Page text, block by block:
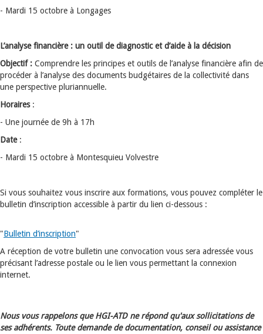
- Mardi 15 octobre à Longages
L’analyse financière : un outil de diagnostic et d’aide à la décision
Objectif : Comprendre les principes et outils de l’analyse financière afin de
procéder à l’analyse des documents budgétaires de la collectivité dans
une perspective pluriannuelle.
Horaires:
- Une journée de 9h à 17h
Date:
- Mardi 15 octobre à Montesquieu Volvestre
Si vous souhaitez vous inscrire aux formations, vous pouvez compléter le
bulletin d’inscription accessible à partir du lien ci-dessous :
"Bulletin d’inscription"
A réception de votre bulletin une convocation vous sera adressée vous
précisant l’adresse postale ou le lien vous permettant la connexion
internet.
Nous vous rappelons que HGI-ATD ne répond qu'aux sollicitations de
ses adhérents. Toute demande de documentation, conseil ou assistance